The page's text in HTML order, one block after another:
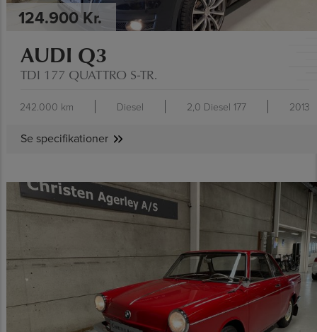
124.900 Kr.
AUDI Q3
TDI 177 QUATTRO S-TR.
242.000 km Diesel 2,0 Diesel 177 2013
Se specifikationer
SE SPECIFIKATIONER